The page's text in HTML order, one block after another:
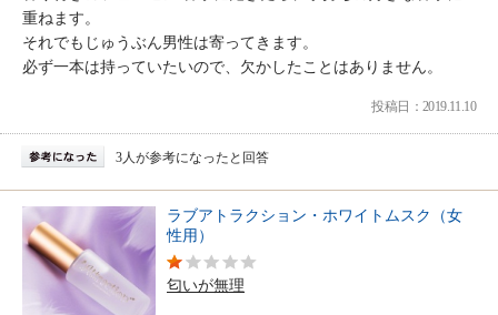
重ねます。
それでもじゅうぶん男性は寄ってきます。
必ず一本は持っていたいので、欠かしたことはありません。
投稿日：2019.11.10
3人が参考になったと回答
ラブアトラクション・ホワイトムスク（女
性用）
匂いが無理